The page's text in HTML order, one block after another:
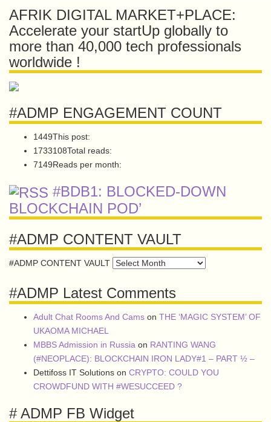
AFRIK DIGITAL MARKET+PLACE:
Accelerate your startUp globally to
more than 40,000 tech professionals
worldwide !
#ADMP ENGAGEMENT COUNT
1449This post:
1733108Total reads:
7149Reads per month:
#BDB1: BLOCKED-DOWN
BLOCKCHAIN POD’
#ADMP CONTENT VAULT
#ADMP CONTENT VAULT
#ADMP Latest Comments
Adult Chat Rooms And Cams on THE ‘MAGIC SYSTEM’ OF
UKAOMA MICHAEL
MBBS Admission in Russia on RANTING WANG
(#NEOPLACE): BLOCKCHAIN IRON LADY#1 – PART ½ –
Dettifoss IT Solutions on CRYPTO: COULD YOU
CROWDFUND WITH #WESUCCEED ?
# ADMP FB Widget